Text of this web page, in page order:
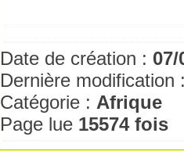
Date de création : 07/
Dernière
Catégorie : Afrique
Page lue 15574 fois